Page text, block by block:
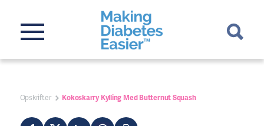
Opskrifter Kokoskarry Kylling Med Butternut Squash